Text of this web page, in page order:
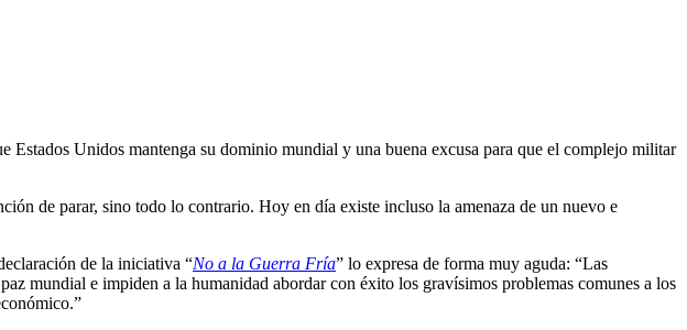
Estados Unidos mantenga su dominio mundial y una buena excusa para que el complejo militar
de parar, sino todo lo contrario. Hoy en día existe incluso la amenaza de un nuevo e
de la iniciativa “No a la Guerra Fría” lo expresa de forma muy aguda: “Las
mundial e impiden a la humanidad abordar con éxito los gravísimos problemas comunes a los